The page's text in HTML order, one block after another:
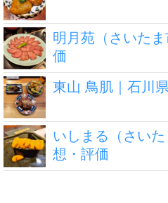
明月苑（さいた
価
東山 鳥肌｜石川
いしまる（さい
想・評価